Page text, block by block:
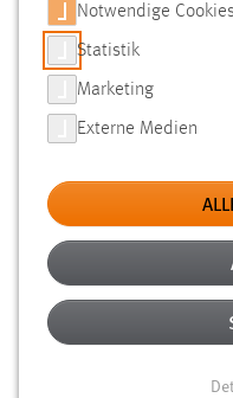
SUCHE
FILTER
Typ
Erstellungsdatum
Alter
Notwendige
Statistik
Marketing
Externe Medien